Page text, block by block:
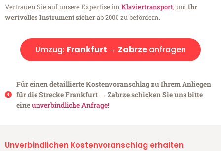
Vertrauen Sie auf unsere Expertise im Klaviertransport, um Ihr
wertvolles Instrument sicherab 200€ zu befördern.
Umzug: Frankfurt → Zabrze anfragen
Für einen detaillierte Kostenvoranschlag zu Ihrem Anliegen
für die Strecke Frankfurt → Zabrze schicken Sie uns bitte
eineunverbindliche Anfrage!
Unverbindlichen Kostenvoranschlag erhalten